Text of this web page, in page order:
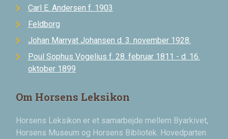
Carl E. Andersen f. 1903
Feldborg
Johan Marryat Johansen d. 3. november 1928.
Poul Sophus Vogelius f. 28. februar 1811 - d. 16.
oktober 1899
Om Horsens Leksikon
Horsens Leksikon er et samarbejde mellem Byarkivet,
Horsens Museum og Horsens Bibliotek. Hovedparten